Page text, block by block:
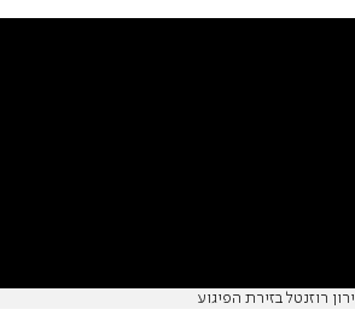
ירון רוזנטל בזירת הפיגוע